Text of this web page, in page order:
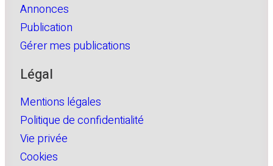
Annonces
Publication
Gérer mes publications
Légal
Mentions légales
Politique de confidentialité
Vie privée
Cookies